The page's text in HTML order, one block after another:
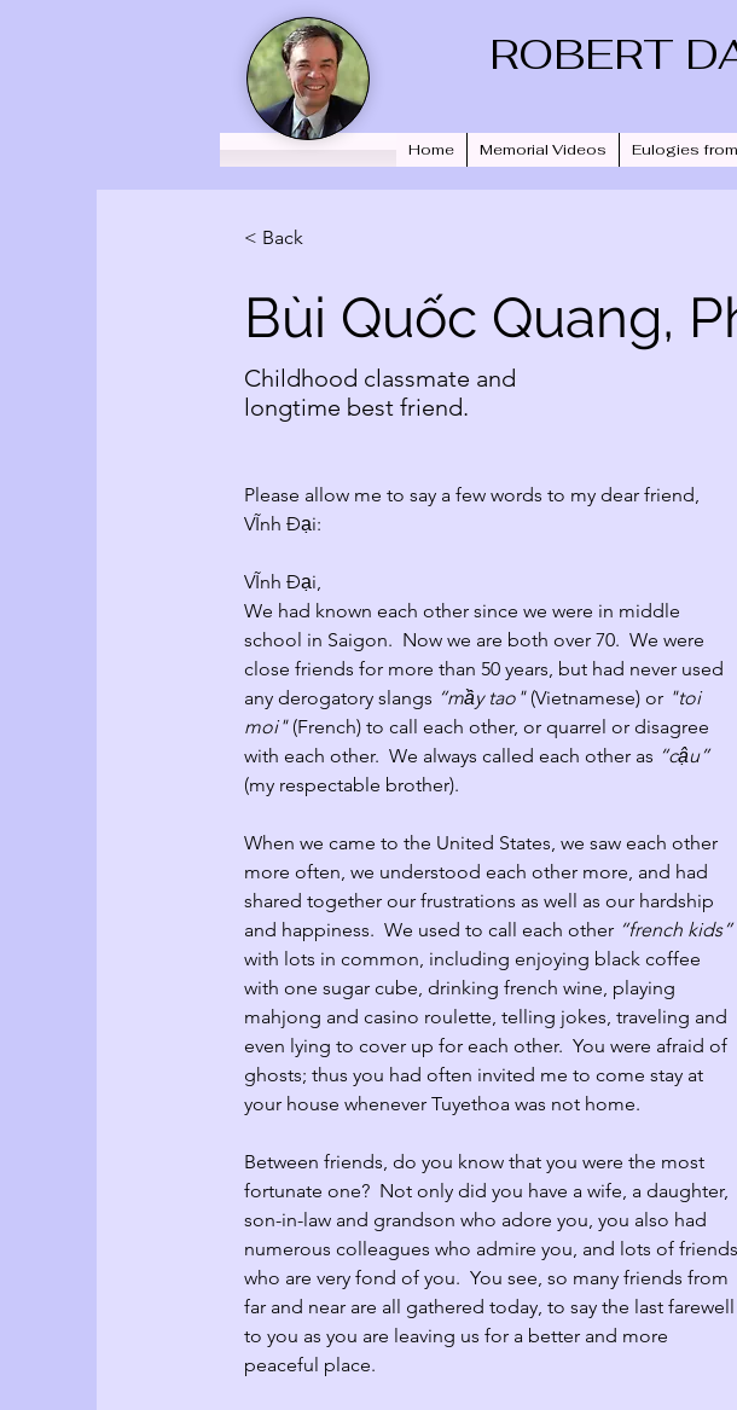
Home Memorial Videos Eulogies
ROBERT
< Back
Bùi Quốc Quang,
Childhood classmate and
longtime best friend.
Please allow me to say a few words to my dear friend,
VĨnh Đại:
VĨnh Đại,
We had known each other since we were in middle
school in Saigon.  Now we are both over 70.  We were
close friends for more than 50 years, but had never used
any derogatory slangs “mầy tao" (Vietnamese) or "toi
moi" (French) to call each other, or quarrel or disagree
with each other.  We always called each other as “cậu”
(my respectable brother).
When we came to the United States, we saw each other
more often, we understood each other more, and had
shared together our frustrations as well as our hardship
and happiness.  We used to call each other “french kids”
with lots in common, including enjoying black coffee
with one sugar cube, drinking french wine, playing
mahjong and casino roulette, telling jokes, traveling and
even lying to cover up for each other.  You were afraid of
ghosts; thus you had often invited me to come stay at
your house whenever Tuyethoa was not home.
Between friends, do you know that you were the most
fortunate one?  Not only did you have a wife, a daughter,
son-in-law and grandson who adore you, you also had
numerous colleagues who admire you, and lots of friends
who are very fond of you.  You see, so many friends from
far and near are all gathered today, to say the last farewell
to you as you are leaving us for a better and more
peaceful place.